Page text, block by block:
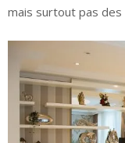
mais surtout pas